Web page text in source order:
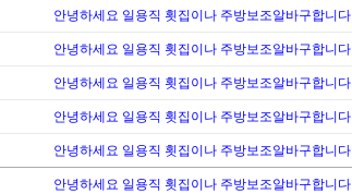
안녕하세요 일용직 횟집이나 주방보조알바구합니다
안녕하세요 일용직 횟집이나 주방보조알바구합니다
안녕하세요 일용직 횟집이나 주방보조알바구합니다
안녕하세요 일용직 횟집이나 주방보조알바구합니다
안녕하세요 일용직 횟집이나 주방보조알바구합니다
안녕하세요 일용직 횟집이나 주방보조알바구합니다